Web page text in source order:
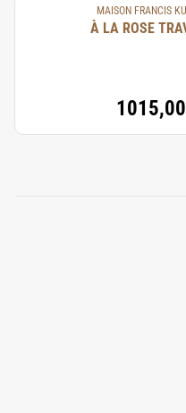
MAISON FRANCIS
À LA
1015,00